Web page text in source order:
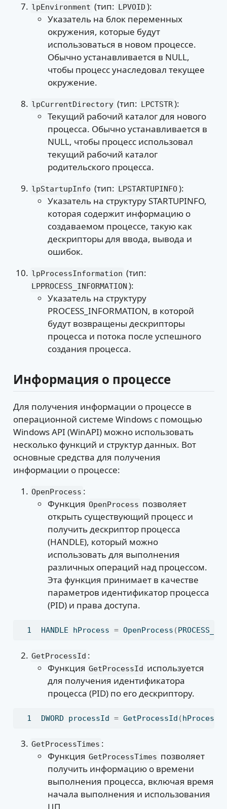
lpEnvironment (тип: LPVOID ):
Указатель на блок переменных
окружения, которые будут
использоваться в новом процессе.
Обычно устанавливается в NULL,
чтобы процесс унаследовал текущее
окружение.
lpCurrentDirectory (тип: LPCTSTR):
Текущий рабочий каталог для нового
процесса. Обычно устанавливается в
NULL, чтобы процесс использовал
текущий рабочий каталог
родительского процесса.
lpStartupInfo (тип: LPSTARTUPINFO):
Указатель на структуру STARTUPINFO,
которая содержит информацию о
создаваемом процессе, такую как
дескрипторы для ввода, вывода и
ошибок.
lpProcessInformation (тип:
LPPROCESS_INFORMATION ):
Указатель на структуру
PROCESS_INFORMATION, в которой
будут возвращены дескрипторы
процесса и потока после успешного
создания процесса.
Информация о процессе
Для получения информации о процессе в
операционной системе Windows с помощью
Windows API (WinAPI) можно использовать
несколько функций и структур данных. Вот
основные средства для получения
информации о процессе:
OpenProcess :
Функция OpenProcess позволяет
открыть существующий процесс и
получить дескриптор процесса
(HANDLE), который можно
использовать для выполнения
различных операций над процессом.
Эта функция принимает в качестве
параметров идентификатор процесса
(PID) и права доступа.
HANDLE hProcess = OpenProcess (
GetProcessId :
Функция GetProcessId используется
для получения идентификатора
процесса (PID) по его дескриптору.
DWORD processId = GetProcessId (hProcess
GetProcessTimes :
Функция GetProcessTimes позволяет
получить информацию о времени
выполнения процесса, включая время
начала выполнения и использования
ЦП.